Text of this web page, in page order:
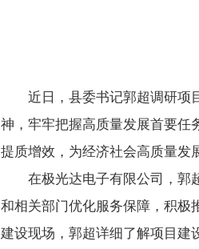
近日，县委书记郭超调研项
神，牢牢把握高质量发展首要任
提质增效，为经济社会高质量发
在极光达电子有限公司，郭
和相关部门优化服务保障，积极
建设现场，郭超详细了解项目建